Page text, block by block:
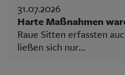
31.07.2026
Harte Maßnahmen
Raue Sitten erfassten
ließen sich nur...